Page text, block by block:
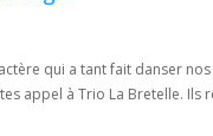
qui a tant fait danser
appel à Trio La Bretelle.